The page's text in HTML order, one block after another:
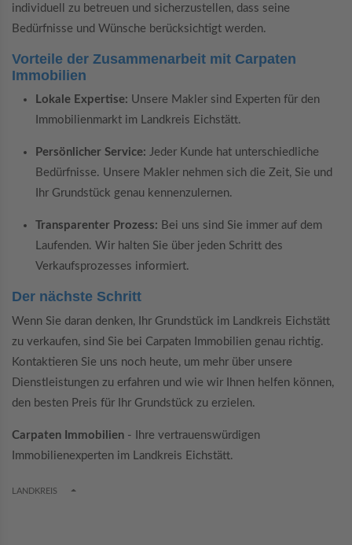
individuell zu betreuen und sicherzustellen, dass seine
Bedürfnisse und Wünsche berücksichtigt werden.
Vorteile der Zusammenarbeit mit Carpaten
Immobilien
Lokale Expertise: Unsere Makler sind Experten für den
Immobilienmarkt im Landkreis Eichstätt.
Persönlicher Service: Jeder Kunde hat unterschiedliche
Bedürfnisse. Unsere Makler nehmen sich die Zeit, Sie und
Ihr Grundstück genau kennenzulernen.
Transparenter Prozess: Bei uns sind Sie immer auf dem
Laufenden. Wir halten Sie über jeden Schritt des
Verkaufsprozesses informiert.
Der nächste Schritt
Wenn Sie daran denken, Ihr Grundstück im Landkreis Eichstätt
zu verkaufen, sind Sie bei Carpaten Immobilien genau richtig.
Kontaktieren Sie uns noch heute, um mehr über unsere
Dienstleistungen zu erfahren und wie wir Ihnen helfen können,
den besten Preis für Ihr Grundstück zu erzielen.
Carpaten Immobilien - Ihre vertrauenswürdigen
Immobilienexperten im Landkreis Eichstätt.
LANDKREIS TOGGLE DROPDOWN